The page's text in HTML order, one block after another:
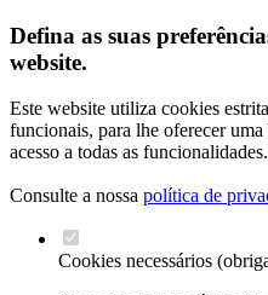
Defina as suas
website.
Este website utiliza cookies
funcionais, para lhe oferecer
acesso a todas as funcionalidades.
Consulte a nossa política de
Cookies necessários